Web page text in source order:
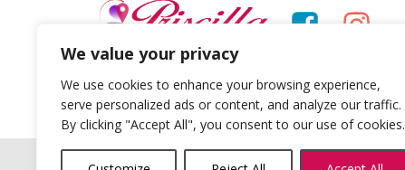
We value your privacy
We use cookies to enhance your browsing experience,
serve personalized ads or content, and analyze our traffic.
By clicking "Accept All", you consent to our use of cookies.